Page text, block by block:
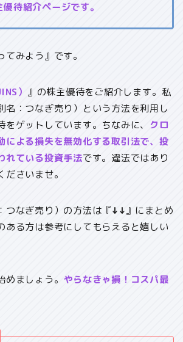
優待紹介ページです。
みよう』です。
） 』の株主優待をご紹介します。私
名：つなぎ売り）という方法を利用し
ゲットしています。ちなみに、 クロ
による損失を無効化する取引法で、投
れている投資手法です。違法ではあり
さいませ。
つなぎ売り）の方法は『↓↓』にまとめ
ある方は参考にしてもらえると嬉しい
ましょう。 やらなきゃ損！コスパ最